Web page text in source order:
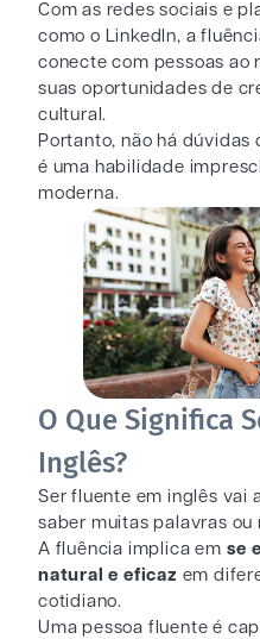
Com as redes sociais e
como o LinkedIn, a
conecte com pessoas ao
suas oportunidades de
cultural.
Portanto, não há dúvidas
é uma habilidade
moderna.
O Que Significa
Inglês?
Ser fluente em inglês vai
saber muitas palavras ou
A fluência implica em se
natural e eficaz em
cotidiano.
Uma pessoa fluente é